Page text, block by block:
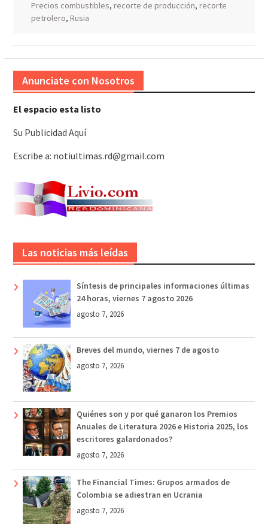
Precios combustibles, recorte de producción, recorte
petrolero, Rusia
Anunciate con Nosotros
El espacio esta listo
Su Publicidad Aquí
Escribe a: notiultimas.rd@gmail.com
Las noticias más leídas
Síntesis de principales informaciones últimas
24 horas, viernes 7 agosto 2026
agosto 7, 2026
Breves del mundo, viernes 7 de agosto
agosto 7, 2026
Quiénes son y por qué ganaron los Premios
Anuales de Literatura 2026 e Historia 2025, los
escritores galardonados?
agosto 7, 2026
The Financial Times: Grupos armados de
Colombia se adiestran en Ucrania
agosto 7, 2026